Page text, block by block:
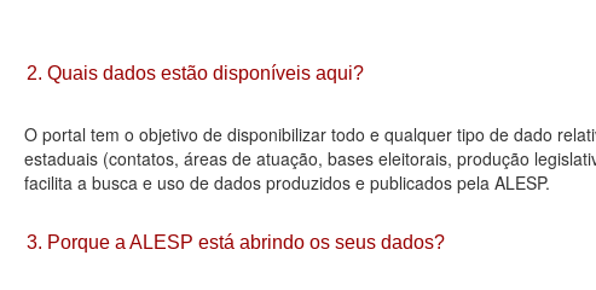
2. Quais dados estão disponíveis aqui?
O portal tem o objetivo de disponibilizar todo e qualquer tipo de dado
estaduais (contatos, áreas de atuação, bases eleitorais, produção
facilita a busca e uso de dados produzidos e publicados pela ALESP.
3. Porque a ALESP está abrindo os seus dados?